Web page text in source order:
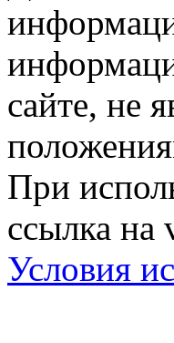
сайте, не
При
ссылка на
Условия